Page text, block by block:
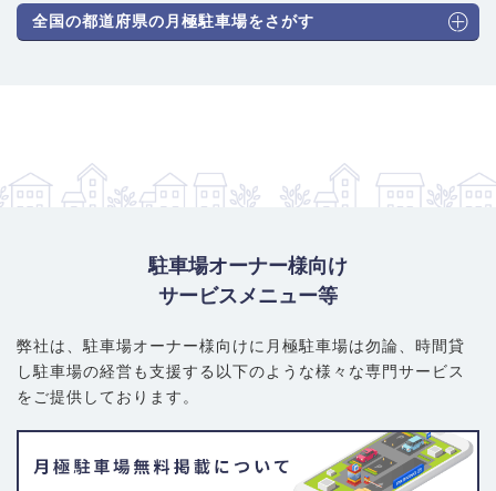
全国の都道府県の月極駐車場をさがす
駐車場オーナー様向け
サービスメニュー等
弊社は、駐車場オーナー様向けに月極駐車場は勿論、 時間貸
し駐車場の経営も支援する以下のような様々な専門サービス
をご提供しております。